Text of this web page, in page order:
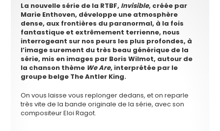
La nouvelle série de la RTBF, Invisible, créée par
Marie Enthoven, développe une atmosphère
dense, aux frontières du paranormal, à la fois
fantastique et extrêmement terrienne, nous
interrogeant sur nos peurs les plus profondes, à
l’image surement du très beau générique de la
série, mis en images par Boris Wilmot, autour de
la chanson thème We Are, interprétée par le
groupe belge The Antler King.
On vous laisse vous replonger dedans, et on reparle
très vite de la bande originale de la série, avec son
compositeur Eloi Ragot.